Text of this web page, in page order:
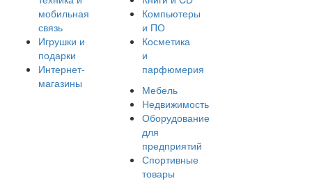
мобильная
связь
Игрушки и
подарки
Интернет-
магазины
Компьютеры
и ПО
Косметика
и
парфюмерия
Мебель
Недвижимость
Оборудование
для
предприятий
Спортивные
товары